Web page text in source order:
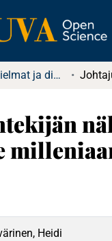
Pro gradu -tutkielmat ja diplomityöt (rajattu saatavuus)
Heidi